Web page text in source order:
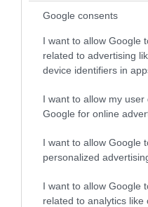
Google consents
I want to allow Google
related to advertising
device identifiers in
I want to allow my
Google for online
I want to allow Google
personalized
I want to allow Google
related to analytics like
08.08.2026 | 09:02
του Αρκά για τα